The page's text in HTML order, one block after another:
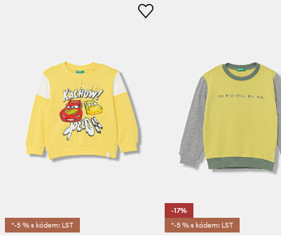
*-5 % s kódem: LST
-17%
*-5 % s kódem: LST